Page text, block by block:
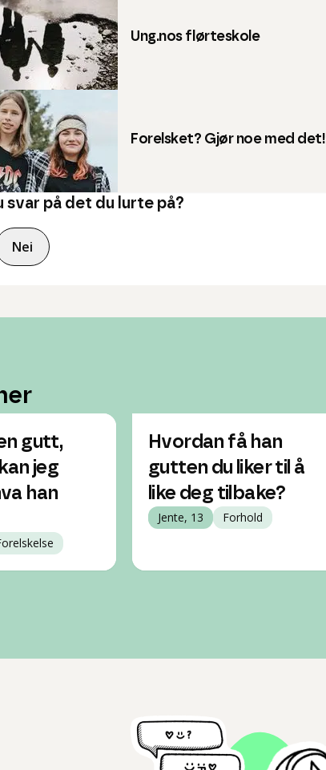
Ung.nos flørteskole
Forelsket? Gjør noe med det!
svar på det du lurte på?
Nei
gutt,
jeg
han
Hvordan få han
gutten du liker til å
like deg tilbake?
Jente, 13 Forhold